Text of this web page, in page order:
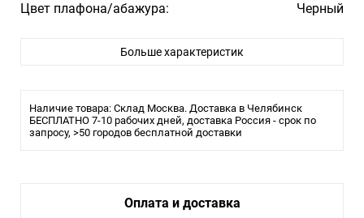
Цвет плафона/абажура:
Черный
Артикул LOFT2106W
Цвет арматуры Матовый чёрный
Количество ламп 1шт
Больше характеристик
Наличие товара: Склад Москва. Доставка в Челябинск
БЕСПЛАТНО 7-10 рабочих дней, доставка Россия - срок по
запросу, >50 городов бесплатной доставки
Оплата и доставка